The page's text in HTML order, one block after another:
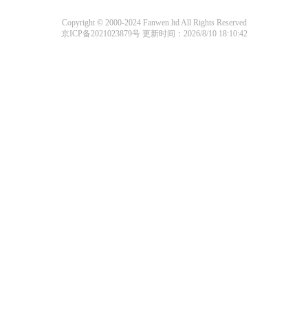
Copyright © 2000-2024 Fanwen.ltd All Rights Reserved
京ICP备2021023879号更新时间：2026/8/10 18:10:42